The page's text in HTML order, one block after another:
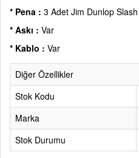
* Pena : 3 Adet Jim Dunlop
* Askı : Var
* Kablo : Var
Diğer Özellikler
Stok Kodu
Marka
Stok Durumu